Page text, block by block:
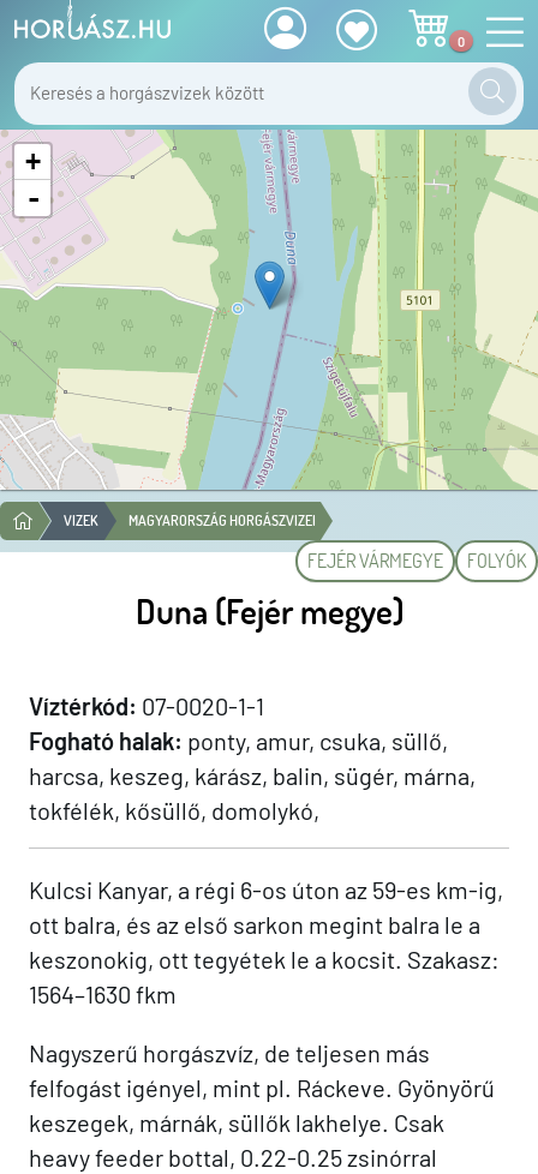
0
+
-
VIZEK MAGYARORSZÁG HORGÁSZVIZEI
FEJÉR VÁRMEGYE FOLYÓK
Duna (Fejér megye)
Víztérkód: 07-0020-1-1
Fogható halak: ponty, amur, csuka, süllő,
harcsa, keszeg, kárász, balin, sügér, márna,
tokfélék, kősüllő, domolykó,
Kulcsi Kanyar, a régi 6-os úton az 59-es km-ig,
ott balra, és az első sarkon megint balra le a
keszonokig, ott tegyétek le a kocsit. Szakasz:
1564–1630 fkm
Nagyszerű horgászvíz, de teljesen más
felfogást igényel, mint pl. Ráckeve. Gyönyörű
keszegek, márnák, süllők lakhelye. Csak
heavy feeder bottal, 0.22-0.25 zsinórral